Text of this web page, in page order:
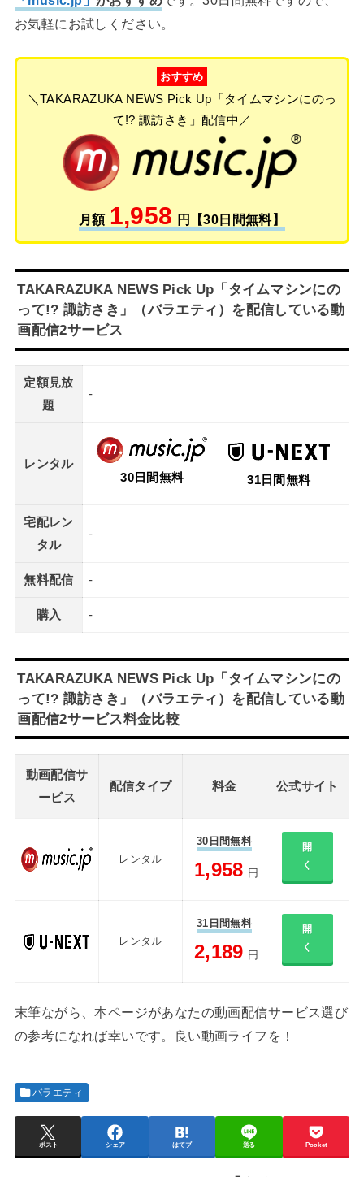
お気軽にお試しください。
おすすめ
＼TAKARAZUKA NEWS Pick Up「タイムマシンにのっ
て!? 諏訪さき」配信中／
月額 1,958 円【30日間無料】
TAKARAZUKA NEWS Pick Up「タイムマシンにの
って!? 諏訪さき」（バラエティ）を配信している動
画配信2サービス
定額見放
題
-
レンタル
30日間無料
31日間無料
宅配レン
タル
-
無料配信 -
購入 -
TAKARAZUKA NEWS Pick Up「タイムマシンにの
って!? 諏訪さき」（バラエティ）を配信している動
画配信2サービス料金比較
動画配信サ
ービス
配信タイプ 料金 公式サイト
レンタル
30日間無料
1,958 円
開
く
レンタル
31日間無料
2,189 円
開
く
末筆ながら、本ページがあなたの動画配信サービス選び
の参考になれば幸いです。良い動画ライフを！
バラエティ
ポスト シェア はてブ 送る Pocket